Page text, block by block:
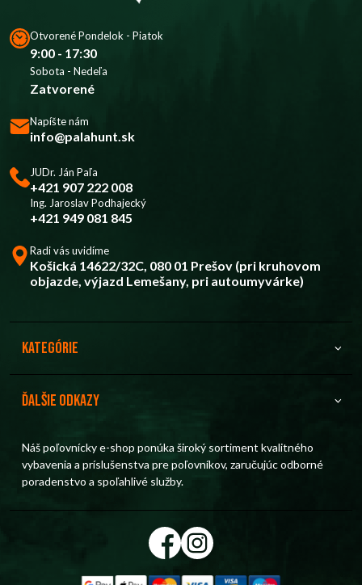
Otvorené Pondelok - Piatok
9:00 - 17:30
Sobota - Nedeľa
Zatvorené
Napíšte nám
info@palahunt.sk
JUDr. Ján Paľa
+421 907 222 008
Ing. Jaroslav Podhajecký
+421 949 081 845
Radi vás uvidíme
Košická 14622/32C, 080 01 Prešov (pri kruhovom
objazde, výjazd Lemešany, pri autoumyvárke)
Kategórie
Ďalšie odkazy
Náš poľovnícky e-shop ponúka široký sortiment kvalitného
vybavenia a príslušenstva pre poľovníkov, zaručujúc odborné
poradenstvo a spoľahlivé služby.